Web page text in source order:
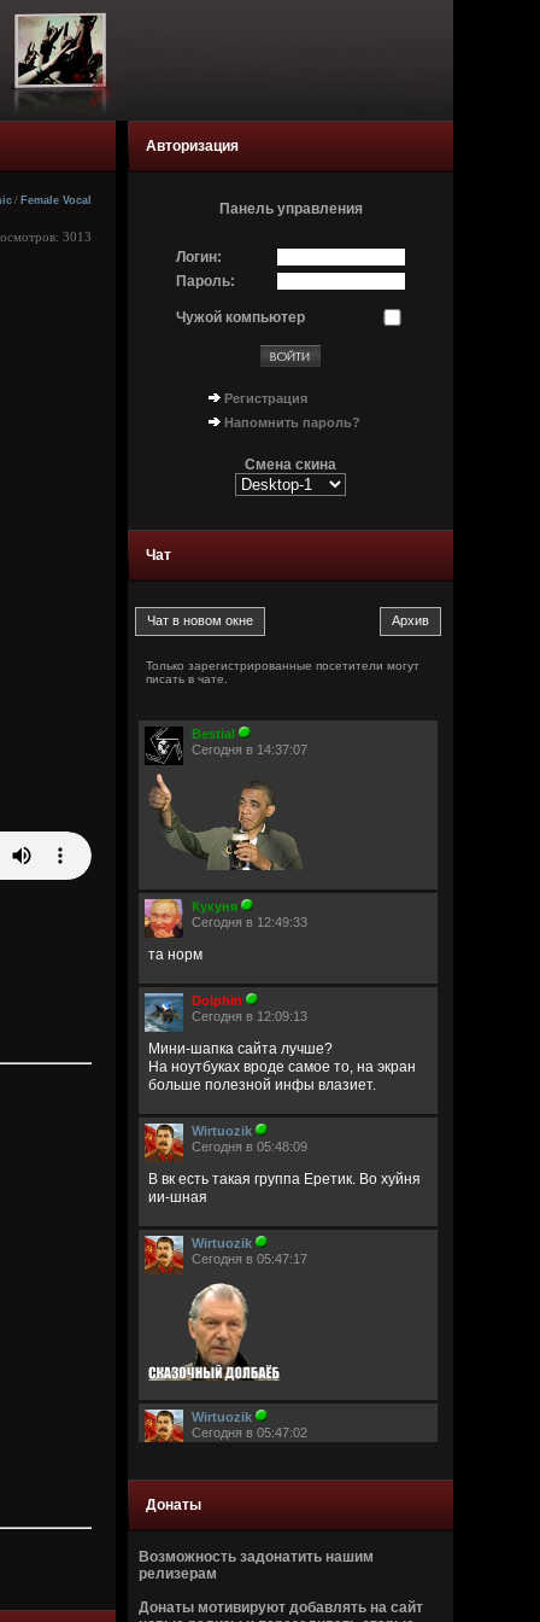
/ Female Vocal
3013
Авторизация
Панель управления
Логин:
Пароль:
Чужой компьютер
Регистрация
Напомнить пароль?
Смена скина
Чат
Только зарегистрированные посетители могут
писать в чате.
Bestial
Сегодня в 14:37:07
Кукуня
Сегодня в 12:49:33
та норм
Dolphin
Сегодня в 12:09:13
Мини-шапка сайта лучше?
На ноутбуках вроде самое то, на экран
больше полезной инфы влазиет.
Wirtuozik
Сегодня в 05:48:09
В вк есть такая группа Еретик. Во хуйня
ии-шная
Wirtuozik
Сегодня в 05:47:17
Wirtuozik
Сегодня в 05:47:02
Сегодня в 05:46:44
Донаты
Возможность задонатить нашим
релизерам
Донаты мотивируют добавлять на сайт